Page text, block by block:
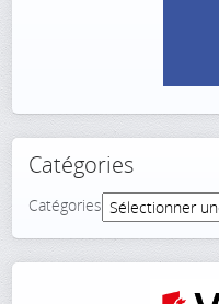
Catégories
Catégories